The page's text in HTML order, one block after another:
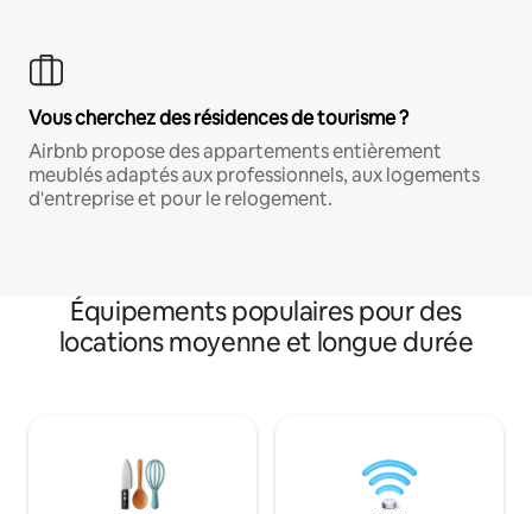
Vous cherchez des résidences de tourisme ?
Airbnb propose des appartements entièrement
meublés adaptés aux professionnels, aux logements
d'entreprise et pour le relogement.
Équipements populaires pour des
locations moyenne et longue durée